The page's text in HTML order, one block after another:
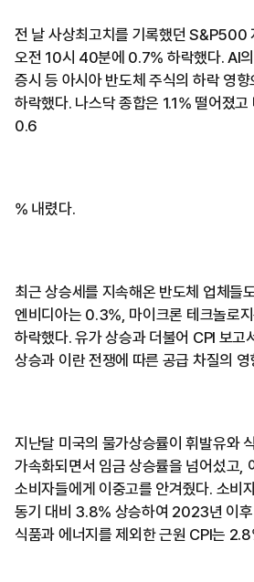
전 날 사상최고치를 기록했던 S&P500
오전 10시 40분에 0.7% 하락했다. AI
증시 등 아시아 반도체 주식의 하락 영향
하락했다. 나스닥 종합은 1.1% 떨어졌
0.6
% 내렸다.
최근 상승세를 지속해온 반도체 업체들
엔비디아는 0.3%, 마이크론 테크놀로
하락했다. 유가 상승과 더불어 CPI 보고
상승과 이란 전쟁에 따른 공급 차질의
지난달 미국의 물가상승률이 휘발유와
가속화되면서 임금 상승률을 넘어섰고,
소비자들에게 이중고를 안겨줬다. 소비
동기 대비 3.8% 상승하여 2023년 이후
식품과 에너지를 제외한 근원 CPI는